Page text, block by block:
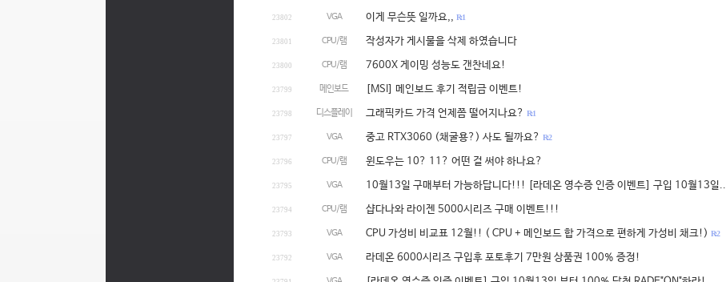
23802 VGA 이게 무슨뜻 일까요,, R: 1
23801 CPU/램 작성자가 게시물을 삭제 하였습니다
23800 CPU/램 7600X 게이밍 성능도 갠찬네요!
23799 메인보드 [MSI] 메인보드 후기 적립금 이벤트!
23798 디스플레이 그래픽카드 가격 언제쯤 떨어지나요? R: 1
23797 VGA 중고 RTX3060 (채굴용?) 사도 될까요? R: 2
23796 CPU/램 윈도우는 10? 11? 어떤 걸 써야 하나요?
23795 VGA 10월13일 구매부터 가능하답니다!!! [라데온 영수증 인증 이벤트] 구입 10월13일..
23794 CPU/램 샵다나와 라이젠 5000시리즈 구매 이벤트!!!
23793 VGA CPU 가성비 비교표 12월!! ( CPU + 메인보드 합 가격으로 편하게 가성비 채크!) R: 2
23792 VGA 라데온 6000시리즈 구입후 포토후기 7만원 상품권 100% 증정!